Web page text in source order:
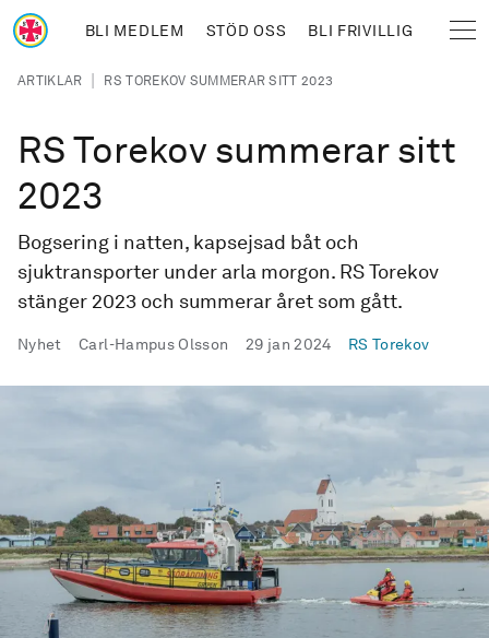
Hoppa till huvudinnehåll
BLI MEDLEM STÖD OSS BLI FRIVILLIG
Länkstig
ARTIKLAR | RS TOREKOV SUMMERAR SITT 2023
RS Torekov summerar sitt
2023
Bogsering i natten, kapsejsad båt och
sjuktransporter under arla morgon. RS Torekov
stänger 2023 och summerar året som gått.
Nyhet Carl-Hampus Olsson Publicerad
29 jan 2024 RSTorekov